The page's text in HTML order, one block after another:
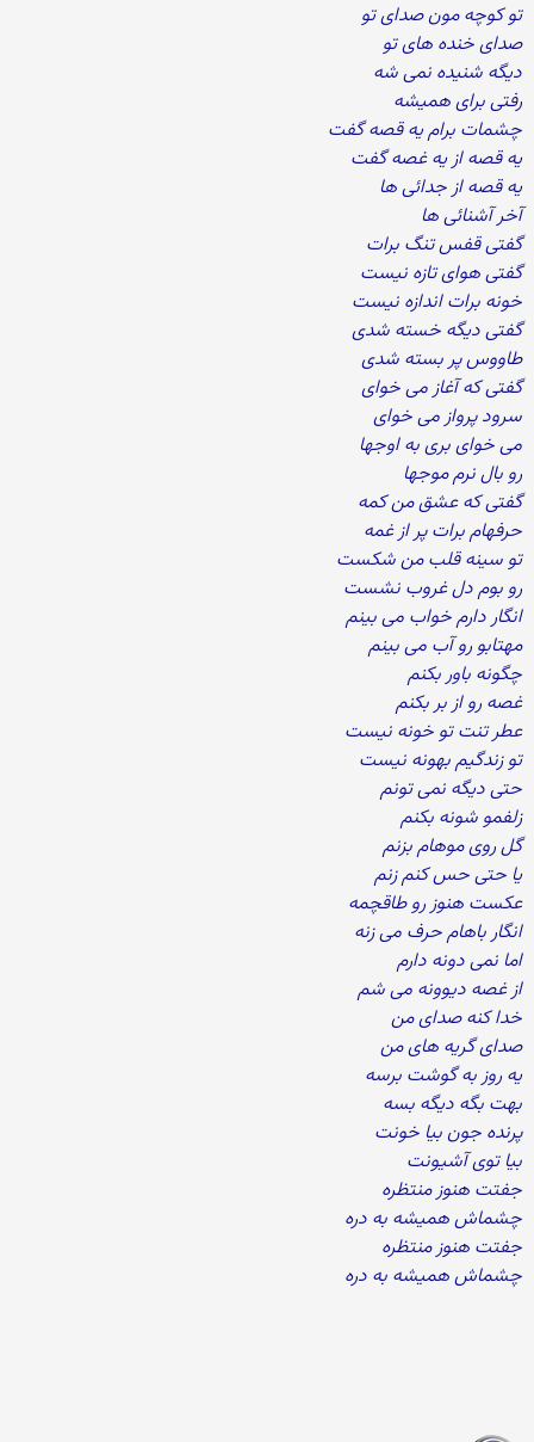
تو کوچه مون صدای تو
صدای خنده های تو
دیگه شنیده نمی شه
رفتی برای همیشه
چشمات برام یه قصه گفت
یه قصه از یه غصه گفت
یه قصه از جدائی ها
آخر آشنائی ها
گفتی قفس تنگ برات
گفتی هوای تازه نیست
خونه برات اندازه نیست
گفتی دیگه خسته شدی
طاووس پر بسته شدی
گفتی که آغاز می خوای
سرود پرواز می خوای
می خوای بری به اوجها
رو بال نرم موجها
گفتی که عشق من کمه
حرفهام برات پر از غمه
تو سینه قلب من شکست
رو بوم دل غروب نشست
انگار دارم خواب می بینم
مهتابو رو آب می بینم
چگونه باور بکنم
غصه رو از بر بکنم
عطر تنت تو خونه نیست
تو زندگیم بهونه نیست
حتی دیگه نمی تونم
زلفمو شونه بکنم
گل روی موهام بزنم
یا حتی حس کنم زنم
عکست هنوز رو طاقچمه
انگار باهام حرف می زنه
اما نمی دونه دارم
از غصه دیوونه می شم
خدا کنه صدای من
صدای گریه های من
یه روز به گوشت برسه
بهت بگه دیگه بسه
پرنده جون بیا خونت
بیا توی آشیونت
جفتت هنوز منتظره
چشماش همیشه به دره
جفتت هنوز منتظره
چشماش همیشه به دره